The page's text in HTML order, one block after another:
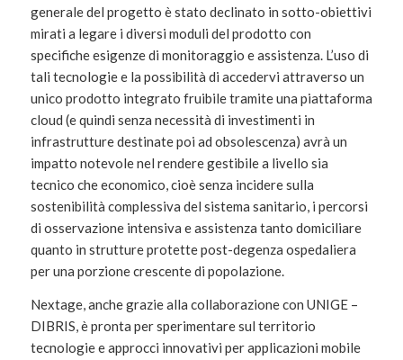
generale del progetto è stato declinato in sotto-obiettivi
mirati a legare i diversi moduli del prodotto con
specifiche esigenze di monitoraggio e assistenza. L’uso di
tali tecnologie e la possibilità di accedervi attraverso un
unico prodotto integrato fruibile tramite una piattaforma
cloud (e quindi senza necessità di investimenti in
infrastrutture destinate poi ad obsolescenza) avrà un
impatto notevole nel rendere gestibile a livello sia
tecnico che economico, cioè senza incidere sulla
sostenibilità complessiva del sistema sanitario, i percorsi
di osservazione intensiva e assistenza tanto domiciliare
quanto in strutture protette post-degenza ospedaliera
per una porzione crescente di popolazione.
Nextage, anche grazie alla collaborazione con UNIGE –
DIBRIS, è pronta per sperimentare sul territorio
tecnologie e approcci innovativi per applicazioni mobile